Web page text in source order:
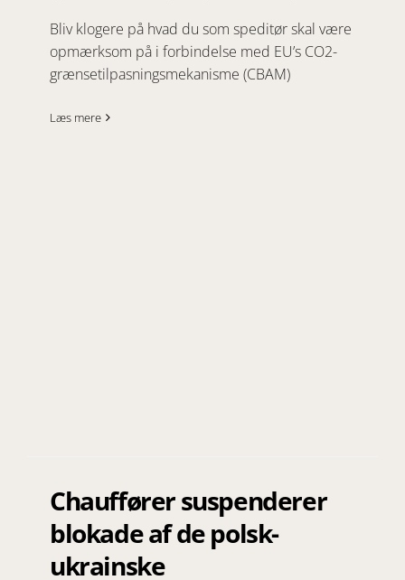
Bliv klogere på hvad du som speditør skal være
opmærksom på i forbindelse med EU’s CO2-
grænsetilpasningsmekanisme (CBAM)
Læs mere
Chauffører suspenderer
blokade af de polsk-
ukrainske